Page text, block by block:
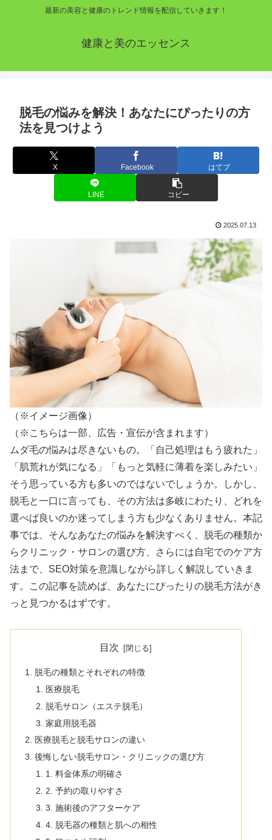
最新の美容と健康のトレンド情報を配信していきます！
健康と美のエッセンス
脱毛の悩みを解決！あなたにぴったりの方
法を見つけよう
X Facebook はてブ
LINE コピー
2025.07.13
（※イメージ画像）
（※こちらは一部、広告・宣伝が含まれます）
ムダ毛の悩みは尽きないもの。「自己処理はもう疲れた」
「肌荒れが気になる」「もっと気軽に薄着を楽しみたい」
そう思っている方も多いのではないでしょうか。しかし、
脱毛と一口に言っても、その方法は多岐にわたり、どれを
選べば良いのか迷ってしまう方も少なくありません。本記
事では、そんなあなたの悩みを解決すべく、脱毛の種類か
らクリニック・サロンの選び方、さらには自宅でのケア方
法まで、SEO対策を意識しながら詳しく解説していきま
す。この記事を読めば、あなたにぴったりの脱毛方法がき
っと見つかるはずです。
目次
脱毛の種類とそれぞれの特徴
医療脱毛
脱毛サロン（エステ脱毛）
家庭用脱毛器
医療脱毛と脱毛サロンの違い
後悔しない脱毛サロン・クリニックの選び方
1. 料金体系の明確さ
2. 予約の取りやすさ
3. 施術後のアフターケア
4. 脱毛器の種類と肌への相性